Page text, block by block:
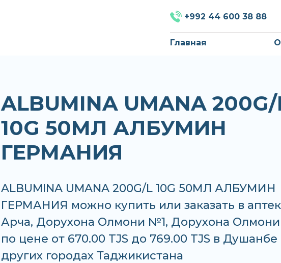
+992 44 600 38 88
Главная
ALBUMINA UMANA
10G 50МЛ АЛБУМИН
ГЕРМАНИЯ
ALBUMINA UMANA 200G/L 10G 50МЛ АЛБУМИН
ГЕРМАНИЯ можно купить или заказать в
Арча, Дорухона Олмони №1, Дорухона
по цене от 670.00 TJS до 769.00 TJS в Душанбе
других городах Таджикистана